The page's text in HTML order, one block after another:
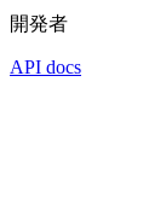
開発者
API docs